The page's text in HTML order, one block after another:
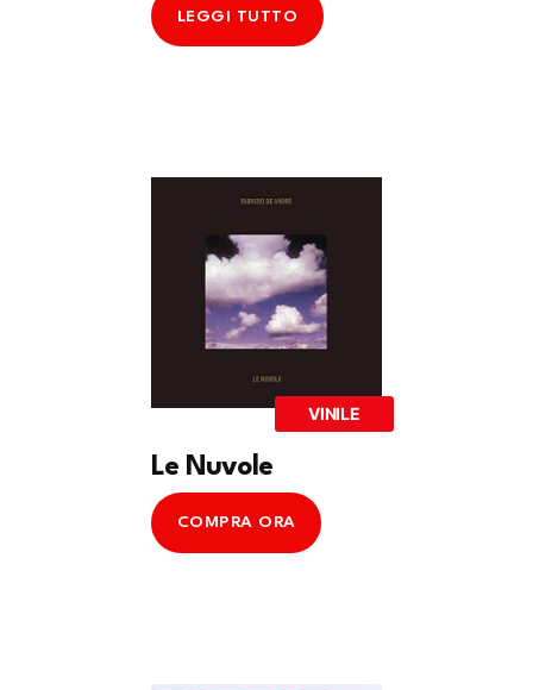
LEGGI TUTTO
VINILE
Le Nuvole
COMPRA ORA